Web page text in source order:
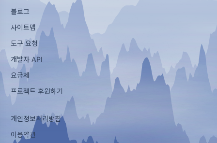
블로그
사이트맵
도구 요청
개발자 API
요금제
프로젝트 후원하기
개인정보처리방침
이용약관